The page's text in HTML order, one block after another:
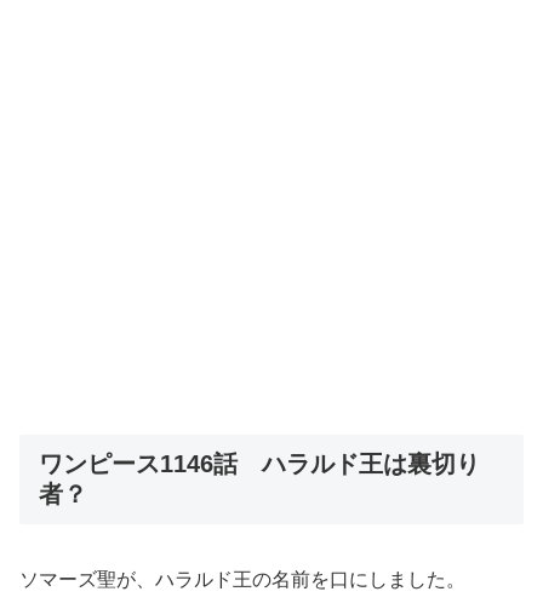
ワンピース1146話 ハラルド王は裏切り
者？
ソマーズ聖が、ハラルド王の名前を口にしました。